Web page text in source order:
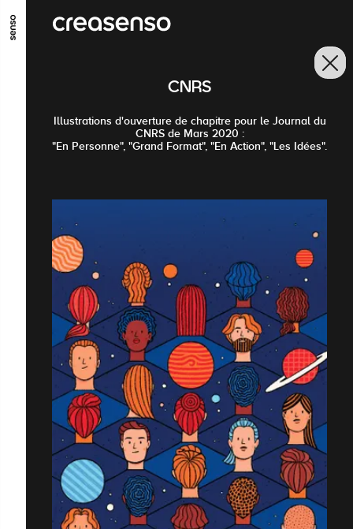
GO TO MAIN CONTENT
CNRS
Illustrations d'ouverture de chapitre pour le Journal du
CNRS de Mars 2020 :
"En Personne", "Grand Format", "En Action", "Les Idées".